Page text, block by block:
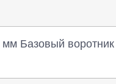
Базовый воротник